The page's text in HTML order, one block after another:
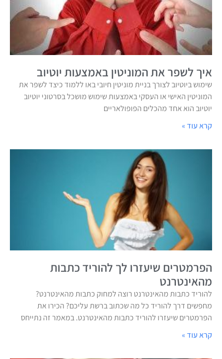
איך לשפר את המוניטין באמצעות יוטיוב
שימוש ביוטיוב לצורך בניית מוניטין חיובי באו ללמוד כיצד לשפר את
המוניטין האישי או העסקי באמצעות שימוש מושכל בסרטוני יוטיוב
יוטיוב הוא אחד מהכלים הפופולאריים
קרא עוד »
הפרמטרים שיעזרו לך להוריד כתבות
מהאינטרנט
להוריד כתבות מהאינטרנט רוצה למחוק כתבות מהאינטרנט?
מחפשים דרך להוריד כל מה שכתוב ברשת עליכם? הכירו את
הפרמטרים שיעזרו להוריד כתבות מהאינטרנט. במאמר זה נתייחס
קרא עוד »